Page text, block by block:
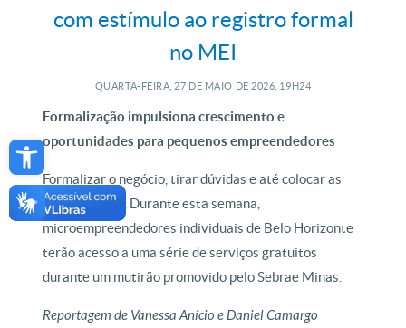
Open toolbar
com estímulo ao registro formal
no MEI
QUARTA-FEIRA, 27 DE MAIO DE 2026, 19H24
Formalização impulsiona crescimento e
oportunidades para pequenos empreendedores
Formalizar o negócio, tirar dúvidas e até colocar as
contas em dia. Durante esta semana,
microempreendedores individuais de Belo Horizonte
terão acesso a uma série de serviços gratuitos
durante um mutirão promovido pelo Sebrae Minas.
Reportagem de Vanessa Anício e Daniel Camargo